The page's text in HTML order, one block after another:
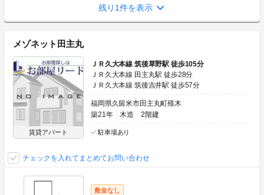
残り1件を表示
メゾネット田主丸
賃貸アパート
ＪＲ久大本線 筑後草野駅 徒歩105分
ＪＲ久大本線 田主丸駅 徒歩28分
ＪＲ久大本線 筑後吉井駅 徒歩57分
福岡県久留米市田主丸町殖木
築21年
木造 2階建
駐車場あり
チェックを入れてまとめてお問い合わせ
敷金なし